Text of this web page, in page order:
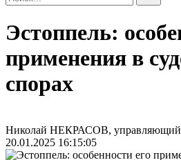
Эстоппель:
применения в
спорах
Николай НЕКРАСОВ,
20.01.2025 16:15:05